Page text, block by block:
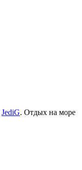
JediG. Отдых на море